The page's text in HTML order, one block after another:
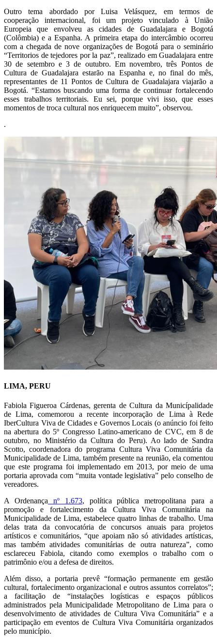
Outro tema abordado por Luisa Velásquez, em termos de
cooperação internacional, foi um projeto vinculado à União
Europeia que envolveu as cidades de Guadalajara e Bogotá
(Colômbia) e a Espanha. A primeira etapa do intercâmbio ocorreu
com a chegada de nove organizações de Bogotá para o seminário
“Territorios de tejedores por la paz”, realizado em Guadalajara entre
30 de setembro e 3 de outubro. Em novembro, três Pontos de
Cultura de Guadalajara estarão na Espanha e, no final do mês,
representantes de 11 Pontos de Cultura de Guadalajara viajarão a
Bogotá. “Estamos buscando uma forma de continuar fortalecendo
esses trabalhos territoriais. Eu sei, porque vivi isso, que esses
momentos de troca cultural nos enriquecem muito”, observou.
.
LIMA, PERU
Fabiola Figueroa Cárdenas, gerenta de Cultura da Municípalidade
de Lima, comemorou a recente incorporação de Lima à Rede
IberCultura Viva de Cidades e Governos Locais (o anúncio foi feito
na abertura do 5º Congresso Latino-americano de CVC, em 8 de
outubro, no Ministério da Cultura do Peru). Ao lado de Sandra
Scotto, coordenadora do programa Cultura Viva Comunitária da
Municipalidade de Lima, também presente na reunião, ela comentou
que este programa foi implementado em 2013, por meio de uma
portaria aprovada com “muita vontade legislativa” pelo conselho de
vereadores.
A Ordenança nº 1.673, política pública metropolitana para a
promoção e fortalecimento da Cultura Viva Comunitária na
Municipalidade de Lima, estabelece quatro linhas de trabalho. Uma
delas trata da convocatória de concursos anuais para projetos
artísticos e comunitários, “que apoiam não só atividades artísticas,
mas também atividades comunitárias de outra natureza”, como
esclareceu Fabiola, citando como exemplos o trabalho com o
patrimônio e/ou a defesa de direitos.
Além disso, a portaria prevê “formação permanente em gestão
cultural, fortalecimento organizacional e outros assuntos correlatos”;
a facilitação de “instalações logísticas e espaços públicos
administrados pela Municipalidade Metropolitano de Lima para o
desenvolvimento de atividades de Cultura Viva Comunitária” e a
participação em eventos de Cultura Viva Comunitária organizados
pelo município.